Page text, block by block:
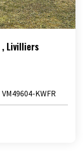
, Livilliers
VM49604-KWFR